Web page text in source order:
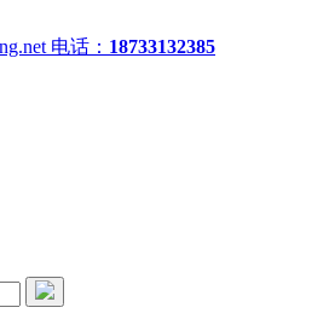
电话： 18733132385